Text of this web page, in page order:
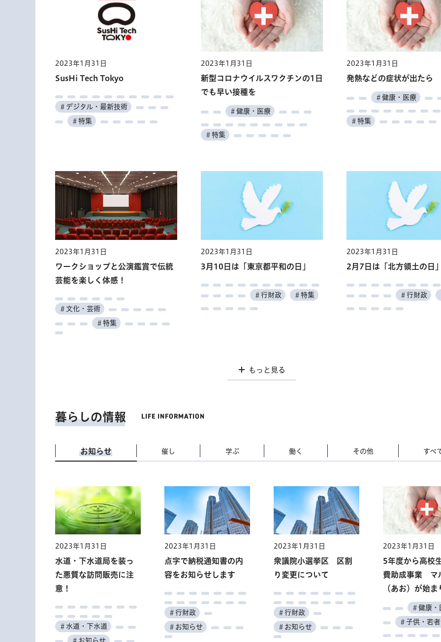
2023年1月31日
SusHi Tech Tokyo
＃デジタル・最新技術
＃特集
2023年1月31日
新型コロナウイルスワクチンの1日
でも早い接種を
＃健康・医療
＃特集
2023年1月31日
発熱などの症状が出たら
＃健康・医療
＃特集
2023年1月31日
ワークショップと公演鑑賞で伝統
芸能を楽しく体感！
＃文化・芸術
＃特集
2023年1月31日
3月10日は「東京都平和の日」
＃行財政 ＃特集
2023年1月31日
2月7日は「北方領土の日
＃行財政
もっと見る
暮らしの情報
お知らせ 催し 学ぶ 働く その他 すべ
2023年1月31日
水道・下水道局を装っ
た悪質な訪問販売に注
意！
＃水道・下水道
＃お知らせ
2023年1月31日
点字で納税通知書の内
容をお知らせします
＃行財政
＃お知らせ
2023年1月31日
衆議院小選挙区 区割
り変更について
＃行財政
＃お知らせ
2023年1月31日
5年度から高校
費助成事業 マ
（あお）が始ま
＃健康・
＃子供・若
2023年1月31日
小石川後楽園「文化財
指定100周年記念行事」
＃催し
2023年1月31日
パラアスリート雇用の
最前線 BEYOND
＃スポーツ
＃産業・仕事
2023年1月31日
東京水辺ライン
＃催し
2023年1月31日
東京ホームタウ
学 超高齢社会
づくり・つなが
イベント
2023年1月31日
視覚・聴覚障害者対象
の講座・教室
＃子供・若者・教育
2023年1月31日
食肉市場「肉料理講習
会」市場の紹介と調理
＃子供・若者・教育
2023年1月31日
人権問題都民講座「み
んなで楽しむ映画と
＃行財政
2023年1月31日
在宅療養に係る
連携連絡会シン
ム
＃健康・
2023年1月31日
福祉の仕事 就職フォ
ーラム
＃産業・仕事
2023年1月31日
都立学校非常勤看護師
＃産業・仕事
＃働く
2023年1月31日
観光関連の企業が参
加！ 緊急対策 合同
＃産業・仕事
2023年1月31日
都営住宅入居者
＃くらし・住まい
2023年1月31日
東京都消費生活調査員
＃くらし・住まい
＃その他
2023年1月31日
女性活躍推進事業 女
子中高生必見！ デジ
アー」
＃デジタル・最新技術
2023年1月31日
福祉の仕事 就職フォ
ーラム
＃産業・仕事
2023年1月31日
視覚・聴覚障害者対象
の講座・教室
＃高齢者・福祉
＃子供・若者・教育
2023年1月31日
小石川後楽園「文化財
指定100周年記念行事」
＃文化・芸術
＃催し
2023年1月31日
水道・下水道局
た悪質な訪問販
意！
＃水道・下水道